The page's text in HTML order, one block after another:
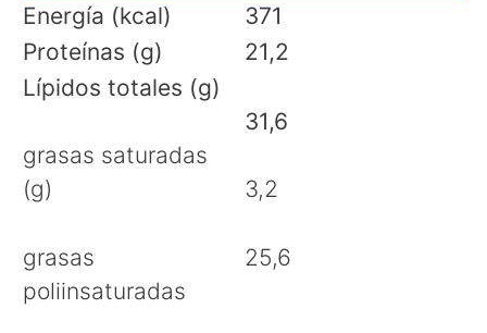
Energía (kcal)
371
Proteínas (g)
21,2
Lípidos totales (g)
grasas saturadas
(g)
grasas
poliinsaturadas
31,6
3,2
25,6